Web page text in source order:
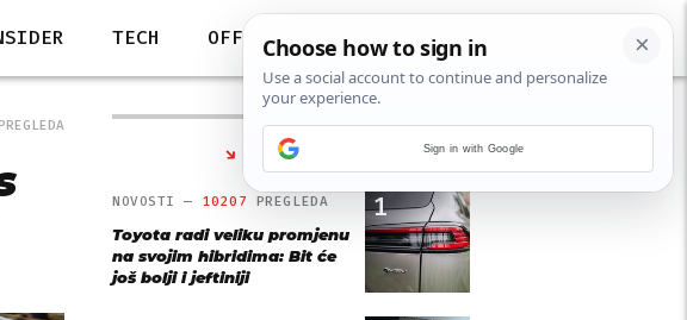
TECH OFF
NAJČITANIJE
1
NOVOSTI — 10207 PREGLEDA
Toyota radi veliku promjenu
na svojim hibridima: Bit će
još bolji i jeftiniji
Sign in with Google